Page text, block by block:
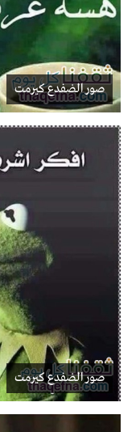
صور الضفدع كيرمت
صور الضفدع كيرمت